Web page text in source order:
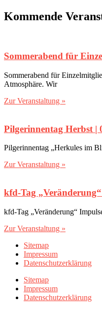
Kommende
Sommerabend für
Sommerabend für
Atmosphäre. Wir
Zur Veranstaltung »
Pilgerinnentag Herbst |
Pilgerinnentag „Herkules im
Zur Veranstaltung »
kfd-Tag
kfd-Tag „Veränderung“
Zur Veranstaltung »
Sitemap
Impressum
Datenschutzerklärung
Sitemap
Impressum
Datenschutzerklärung